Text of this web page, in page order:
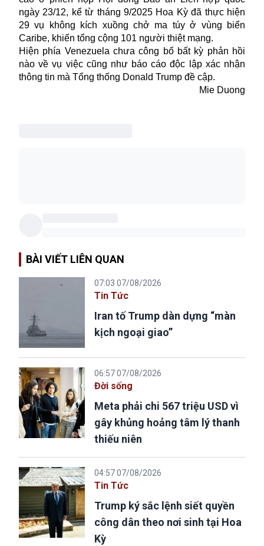
ngày 23/12, kể từ tháng 9/2025 Hoa Kỳ đã thực hiện
29 vụ không kích xuồng chở ma túy ở vùng biển
Caribe, khiến tổng cộng 101 người thiệt mạng.
Hiện phía Venezuelachưa công bố bất kỳ phản hồi
nào về vụ việc cũng như báo cáo độc lập xác nhận
thông tin mà Tổng thống Donald Trump đề cập.
Mie Duong
BÀI VIẾT LIÊN QUAN
07:03 07/08/2026
Tin Tức
Iran tố Trump dàn dựng “màn
kịch ngoại giao”
06:57 07/08/2026
Đời sống
Meta phải chi 567 triệu USD vì
gây khủng hoảng tâm lý thanh
thiếu niên
04:57 07/08/2026
Tin Tức
Trump ký sắc lệnh siết quyền
công dân theo nơi sinh tại Hoa
Kỳ